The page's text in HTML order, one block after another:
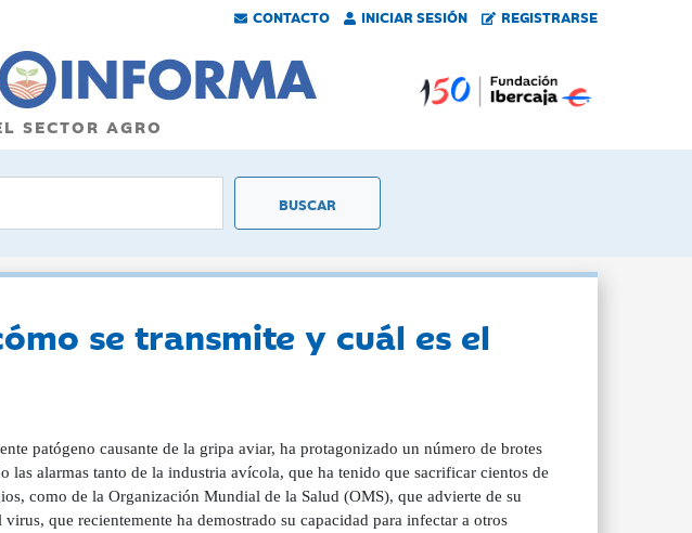
CONTACTO INICIAR SESIÓN REGISTRARSE
SECTOR AGRO
se transmite y cuál es el
patógeno causante de la gripa aviar, ha protagonizado un número de brotes
las alarmas tanto de la industria avícola, que ha tenido que sacrificar cientos de
como de la Organización Mundial de la Salud (OMS), que advierte de su
que recientemente ha demostrado su capacidad para infectar a otros